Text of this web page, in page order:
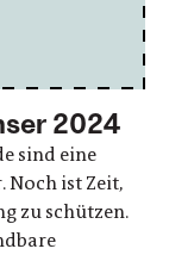
2024
sind eine
Noch ist Zeit,
zu schützen.